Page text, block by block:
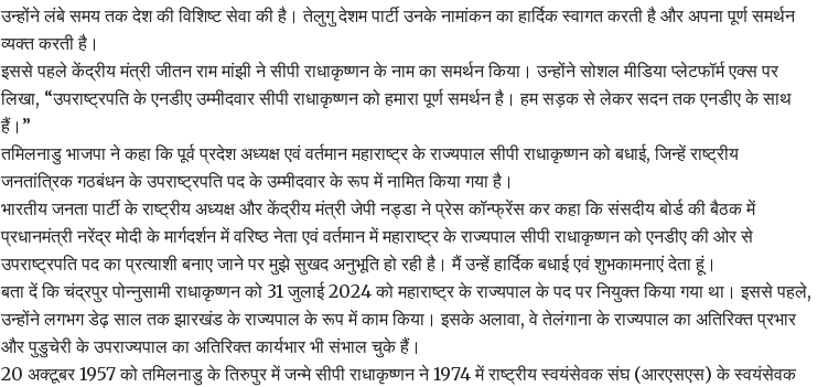
उन्होंने लंबे समय तक देश की विशिष्ट सेवा की है। तेलुगु देशम पार्टी उनके नामांकन का हार्दिक स्वागत करती है और अपना पूर्ण समर्थन
व्यक्त करती है।
इससे पहले केंद्रीय मंत्री जीतन राम मांझी ने सीपी राधाकृष्णन के नाम का समर्थन किया। उन्होंने सोशल मीडिया प्लेटफॉर्म एक्स पर
लिखा, “उपराष्ट्रपति के एनडीए उम्मीदवार सीपी राधाकृष्णन को हमारा पूर्ण समर्थन है। हम सड़क से लेकर सदन तक एनडीए के साथ
हैं।”
तमिलनाडु भाजपा ने कहा कि पूर्व प्रदेश अध्यक्ष एवं वर्तमान महाराष्ट्र के राज्यपाल सीपी राधाकृष्णन को बधाई, जिन्हें राष्ट्रीय
जनतांत्रिक गठबंधन के उपराष्ट्रपति पद के उम्मीदवार के रूप में नामित किया गया है।
भारतीय जनता पार्टी के राष्ट्रीय अध्यक्ष और केंद्रीय मंत्री जेपी नड्डा ने प्रेस कॉन्फ्रेंस कर कहा कि संसदीय बोर्ड की बैठक में
प्रधानमंत्री नरेंद्र मोदी के मार्गदर्शन में वरिष्ठ नेता एवं वर्तमान में महाराष्ट्र के राज्यपाल सीपी राधाकृष्णन को एनडीए की ओर से
उपराष्ट्रपति पद का प्रत्याशी बनाए जाने पर मुझे सुखद अनुभूति हो रही है। मैं उन्हें हार्दिक बधाई एवं शुभकामनाएं देता हूं।
बता दें कि चंद्रपुर पोन्नुसामी राधाकृष्णन को 31 जुलाई 2024 को महाराष्ट्र के राज्यपाल के पद पर नियुक्त किया गया था। इससे पहले,
उन्होंने लगभग डेढ़ साल तक झारखंड के राज्यपाल के रूप में काम किया। इसके अलावा, वे तेलंगाना के राज्यपाल का अतिरिक्त प्रभार
और पुडुचेरी के उपराज्यपाल का अतिरिक्त कार्यभार भी संभाल चुके हैं।
20 अक्टूबर 1957 को तमिलनाडु के तिरुपुर में जन्मे सीपी राधाकृष्णन ने 1974 में राष्ट्रीय स्वयंसेवक संघ (आरएसएस) के स्वयंसेवक